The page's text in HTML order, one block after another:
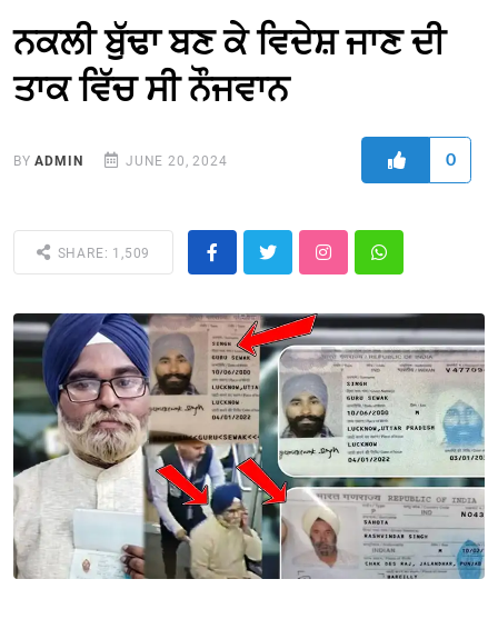
ਨਕਲੀ ਬੁੱਢਾ ਬਣ ਕੇ ਵਿਦੇਸ਼ ਜਾਣ ਦੀ
ਤਾਕ ਵਿੱਚ ਸੀ ਨੌਜਵਾਨ
BYADMIN JUNE 20, 2024 0
SHARE: 1,509